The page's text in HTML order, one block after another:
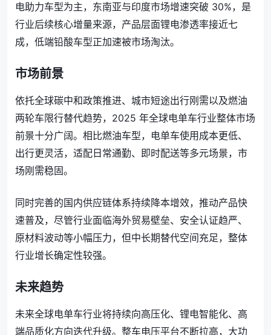
电助力车型为主，东南亚与印度市场增速突破 30%，是
行业后续核心增量来源，产品层面锂电渗透率接近七
成，低端铅酸车型正加速被市场淘汰。
市场前景
依托全球碳中和政策推进、城市短途出行刚需以及燃油
两轮车限行替代趋势，2025 年全球电单车行业整体市场
前景十分广阔。相比燃油车型，电单车使用成本更低、
出行更灵活，适配日常通勤、即时配送等多元场景，市
场刚需稳固。
同时完善的国内供应链体系持续降本增效，推动产品快
速普及，尽管行业面临海外贸易壁垒、安全认证趋严、
原材料波动等小幅压力，但中长期替代空间充足，整体
行业增长确定性较强。
未来趋势
未来全球电单车行业将持续向高压化、锂电智能化、高
端品质化方向迭代升级。整车电压平台不断拉高，大功